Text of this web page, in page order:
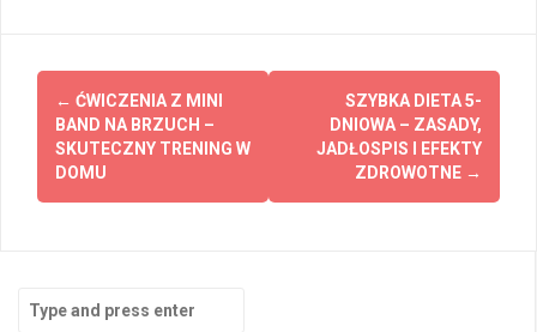
Post
navigation
← ĆWICZENIA Z MINI
BAND NA BRZUCH –
SKUTECZNY TRENING W
DOMU
SZYBKA DIETA 5-
DNIOWA – ZASADY,
JADŁOSPIS I EFEKTY
ZDROWOTNE →
Search
for: